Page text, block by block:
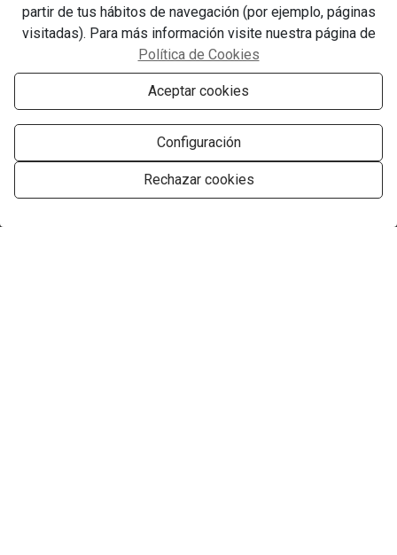
partir de tus hábitos de navegación (por ejemplo, páginas
visitadas). Para más información visite nuestra página de
Política de Cookies
Aceptar cookies
Configuración
Rechazar cookies